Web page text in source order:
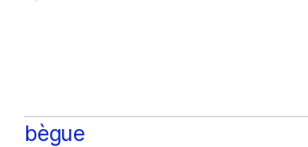
bègue